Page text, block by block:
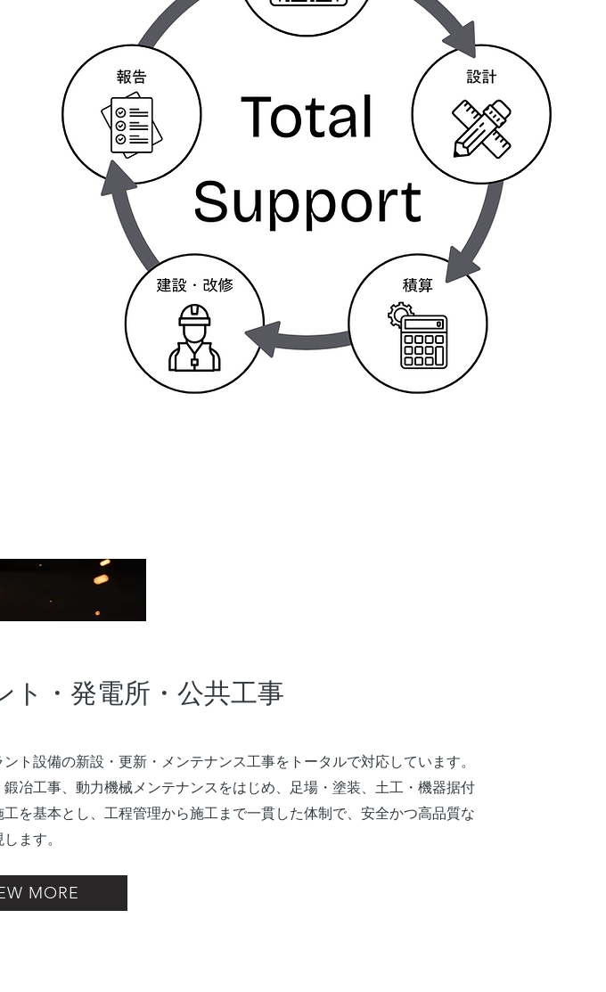
ト・発電所・公共工事
ト設備の新設・更新・メンテナンス工事をトータルで対応しています。
鍛冶工事、動力機械メンテナンスをはじめ、足場・塗装、土工・機器据付
工を基本とし、工程管理から施工まで一貫した体制で、安全かつ高品質な
ます。
MORE